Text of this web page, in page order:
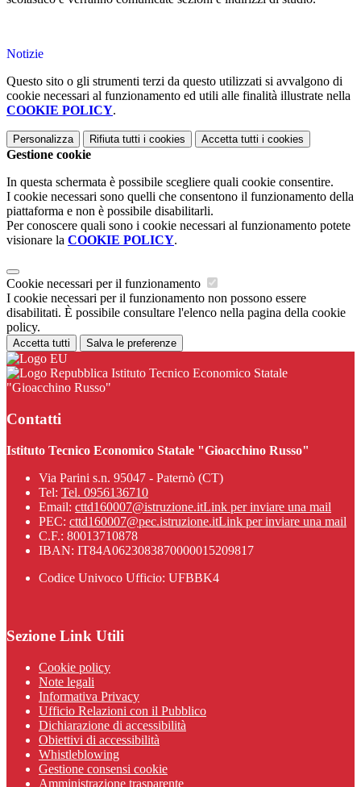
Notizie
Questo sito o gli strumenti terzi da questo utilizzati si avvalgono di
cookie necessari al funzionamento ed utili alle finalità illustrate nella
COOKIE POLICY.
Personalizza Rifiuta tutti i cookies Accetta tutti i cookies
Gestione cookie
In questa schermata è possibile scegliere quali cookie consentire.
I cookie necessari sono quelli che consentono il funzionamento della
piattaforma e non è possibile disabilitarli.
Per conoscere quali sono i cookie necessari al funzionamento potete
visionare la COOKIE POLICY.
Cookie necessari per il funzionamento
I cookie necessari per il funzionamento non possono essere
disabilitati. È possibile consultare l'elenco nella pagina della cookie
policy.
Accetta tutti Salva le preferenze
Istituto Tecnico Economico Statale
"Gioacchino Russo"
Contatti
Istituto Tecnico Economico Statale "Gioacchino Russo"
Via Parini s.n. 95047 - Paternò (CT)
Tel: Tel. 0956136710
Email: cttd160007@istruzione.itLink per inviare una mail
PEC: cttd160007@pec.istruzione.itLink per inviare una mail
C.F.: 80013710878
IBAN: IT84A0623083870000015209817
Codice Univoco Ufficio: UFBBK4
Sezione Link Utili
Cookie policy
Note legali
Informativa Privacy
Ufficio Relazioni con il Pubblico
Dichiarazione di accessibilità
Obiettivi di accessibilità
Whistleblowing
Gestione consensi cookie
Amministrazione trasparente